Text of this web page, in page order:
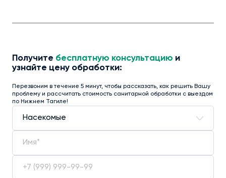
Получите бесплатную консультацию и
узнайте цену обработки:
Перезвоним в течение 5 минут, чтобы рассказать, как решить Вашу
проблему и рассчитать стоимость санитарной обработки с выездом
по Нижнем Тагиле!